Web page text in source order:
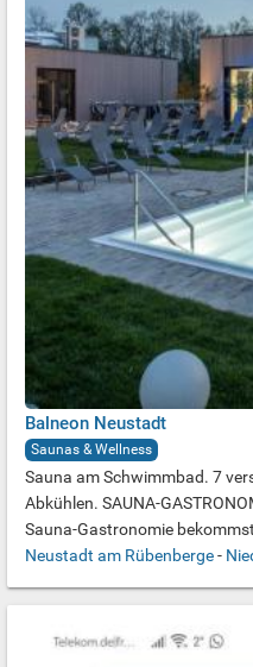
Balneon Neustadt
Saunas & Wellness
Sauna am Schwimmbad. 7
Abkühlen. SAUNA-
Sauna-Gastronomie
Neustadt am Rübenberge-